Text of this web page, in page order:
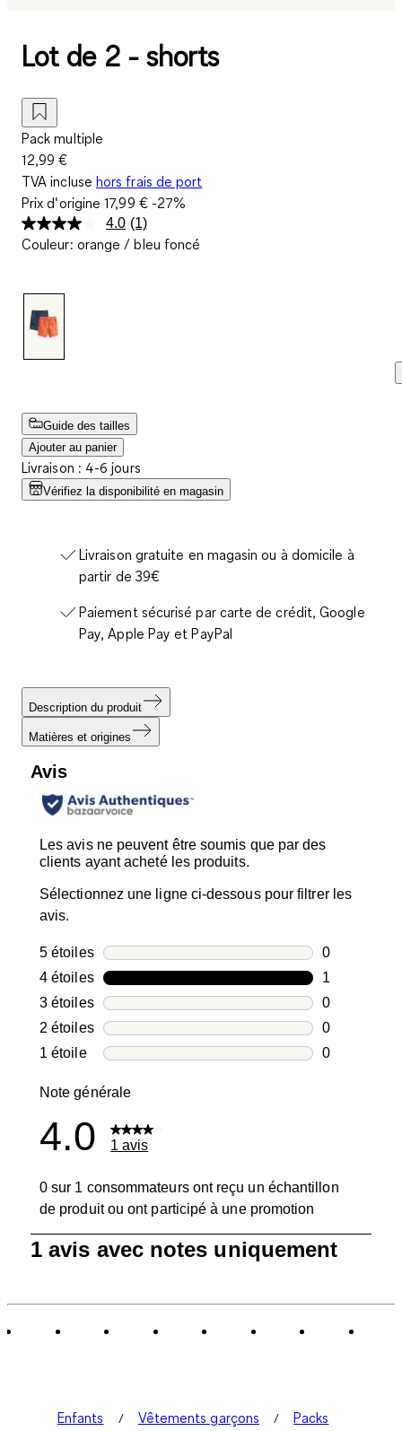
Lot de 2 - shorts
Pack multiple
12,99 €
TVA incluse hors frais de port
Prix d‘origine17,99 €-27%
4.0 Lire
1
(1)
Couleur: orange / bleu foncé
Guide des tailles
Ajouter au panier
Livraison : 4-6 jours
Vérifiez la disponibilité en magasin
Livraison gratuite en magasin ou à domicile à
partir de 39€
Paiement sécurisé par carte de crédit, Google
Pay, Apple Pay et PayPal
Description du produit
Matières et origines
Avis
Les avis ne peuvent être soumis que par des
clients ayant acheté les produits.
Sélectionnez une ligne ci-dessous pour filtrer les
avis.
5 étoilesétoiles
0
0 avis avec
4 étoilesétoiles
1
1 avis avec
3 étoilesétoiles
0
0 avis avec
2 étoilesétoiles
0
0 avis avec
1 étoileétoiles
0
Note générale
4.0 1 avis
0 sur 1 consommateurs ont reçu un échantillon
de produit ou ont participé à une promotion
sur
1 avis avec notes uniquement
Enfants Vêtements garçons
Packs